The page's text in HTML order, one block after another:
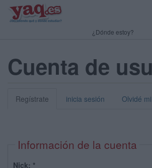
¿Dónde estoy?
Cuenta de
Regístrate inicia sesión Olvidé
Información de la cuenta
Nick: *